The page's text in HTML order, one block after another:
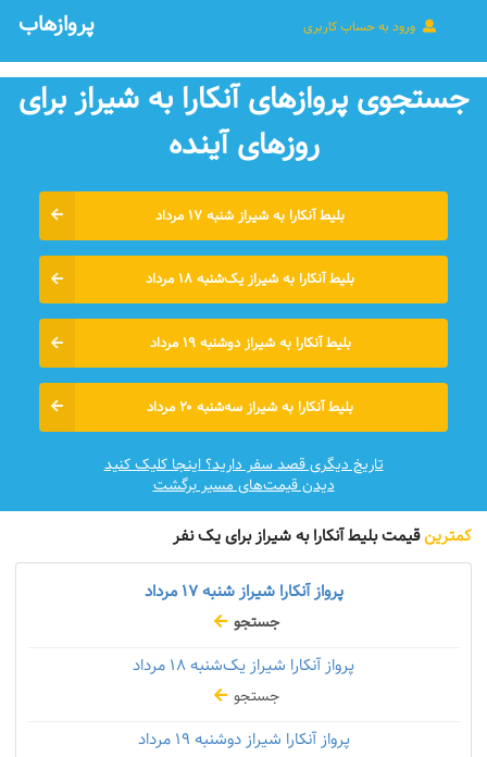
ورود به حساب کاربری پروازهاب
جستجوی پروازهای آنکارا به شیراز برای
روزهای آينده
بلیط آنکارا به شیراز شنبه ۱۷ مرداد
بلیط آنکارا به شیراز یک‌شنبه ۱۸ مرداد
بلیط آنکارا به شیراز دوشنبه ۱۹ مرداد
بلیط آنکارا به شیراز سه‌شنبه ۲۰ مرداد
تاریخ دیگری قصد سفر دارید؟ اینجا کلیک کنید
دیدن قیمت‌های مسیر برگشت
کمترینقیمت بلیط آنکارا به شیراز برای یک نفر
پرواز آنکارا شیراز شنبه۱۷ مرداد
جستجو
پرواز آنکارا شیراز یک‌شنبه
جستجو
پرواز آنکارا شیراز دوشنبه